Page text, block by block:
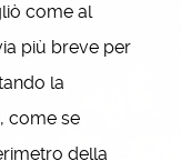
come al
più breve per
la
come se
della